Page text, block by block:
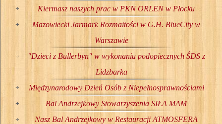
Kiermasz naszych prac w PKN ORLEN w Płocku
Mazowiecki Jarmark Rozmaitości w G.H. BlueCity w
Warszawie
"Dzieci z Bullerbyn" w wykonaniu podopiecznych ŚDS z
Lidzbarka
Międzynarodowy Dzień Osób z Niepełnosprawnościami
Bal Andrzejkowy Stowarzyszenia SIŁA MAM
Nasz Bal Andrzejkowy w Restauracji ATMOSFERA